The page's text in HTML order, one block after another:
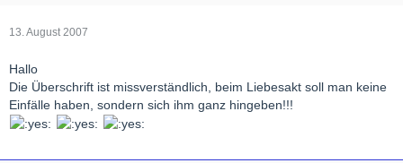
13. August 2007
Hallo
Die Überschrift ist missverständlich, beim Liebesakt soll man keine
Einfälle haben, sondern sich ihm ganz hingeben!!!